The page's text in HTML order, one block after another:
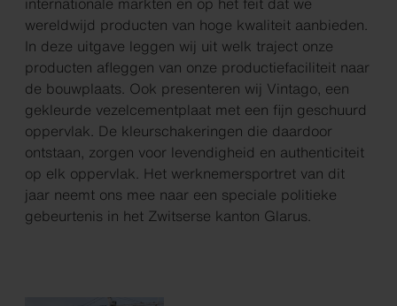
wereldwijd producten van hoge kwaliteit aanbieden.
In deze uitgave leggen wij uit welk traject onze
producten afleggen van onze productiefaciliteit naar
de bouwplaats. Ook presenteren wij Vintago, een
gekleurde vezelcementplaat met een fijn geschuurd
oppervlak. De kleurschakeringen die daardoor
ontstaan, zorgen voor levendigheid en authenticiteit
op elk oppervlak. Het werknemersportret van dit
jaar neemt ons mee naar een speciale politieke
gebeurtenis in het Zwitserse kanton Glarus.